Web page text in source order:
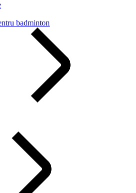
badminton